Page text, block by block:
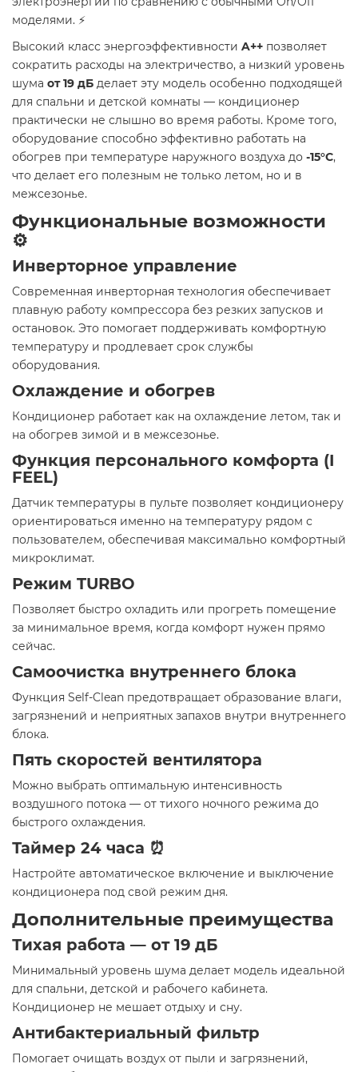
моделями. ⚡
Высокий класс энергоэффективности A++ позволяет
сократить расходы на электричество, а низкий уровень
шума от 19 дБ делает эту модель особенно подходящей
для спальни и детской комнаты — кондиционер
практически не слышно во время работы. Кроме того,
оборудование способно эффективно работать на
обогрев при температуре наружного воздуха до -15°C,
что делает его полезным не только летом, но и в
межсезонье.
Функциональные возможности
⚙️
Инверторное управление
Современная инверторная технология обеспечивает
плавную работу компрессора без резких запусков и
остановок. Это помогает поддерживать комфортную
температуру и продлевает срок службы
оборудования.
Охлаждение и обогрев
Кондиционер работает как на охлаждение летом, так и
на обогрев зимой и в межсезонье.
Функция персонального комфорта (I
FEEL)
Датчик температуры в пульте позволяет кондиционеру
ориентироваться именно на температуру рядом с
пользователем, обеспечивая максимально комфортный
микроклимат.
Режим TURBO
Позволяет быстро охладить или прогреть помещение
за минимальное время, когда комфорт нужен прямо
сейчас.
Самоочистка внутреннего блока
Функция Self-Clean предотвращает образование влаги,
загрязнений и неприятных запахов внутри внутреннего
блока.
Пять скоростей вентилятора
Можно выбрать оптимальную интенсивность
воздушного потока — от тихого ночного режима до
быстрого охлаждения.
Таймер 24 часа ⏰
Настройте автоматическое включение и выключение
кондиционера под свой режим дня.
Дополнительные преимущества
Тихая работа — от 19 дБ
Минимальный уровень шума делает модель идеальной
для спальни, детской и рабочего кабинета.
Кондиционер не мешает отдыху и сну.
Антибактериальный фильтр
Помогает очищать воздух от пыли и загрязнений,